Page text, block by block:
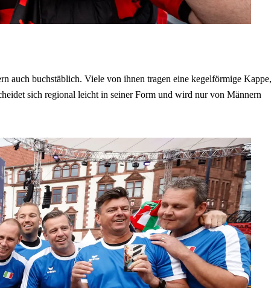
auch buchstäblich. Viele von ihnen tragen eine kegelförmige Kappe,
sich regional leicht in seiner Form und wird nur von Männern